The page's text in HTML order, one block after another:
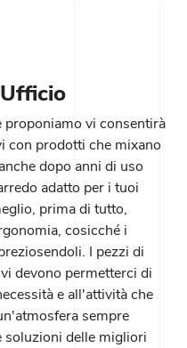
vi consentirà
con prodotti che mixano
dopo anni di uso
adatto per i tuoi
prima di tutto,
cosicché i
I pezzi di
devono permetterci di
e all'attività che
sempre
soluzioni delle migliori